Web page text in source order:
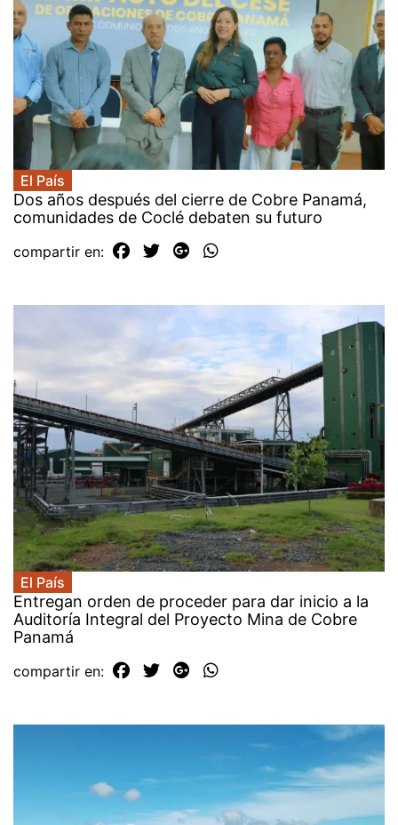
El País
Dos años después del cierre de Cobre Panamá,
comunidades de Coclé debaten su futuro
compartir en:
El País
Entregan orden de proceder para dar inicio a la
Auditoría Integral del Proyecto Mina de Cobre
Panamá
compartir en: